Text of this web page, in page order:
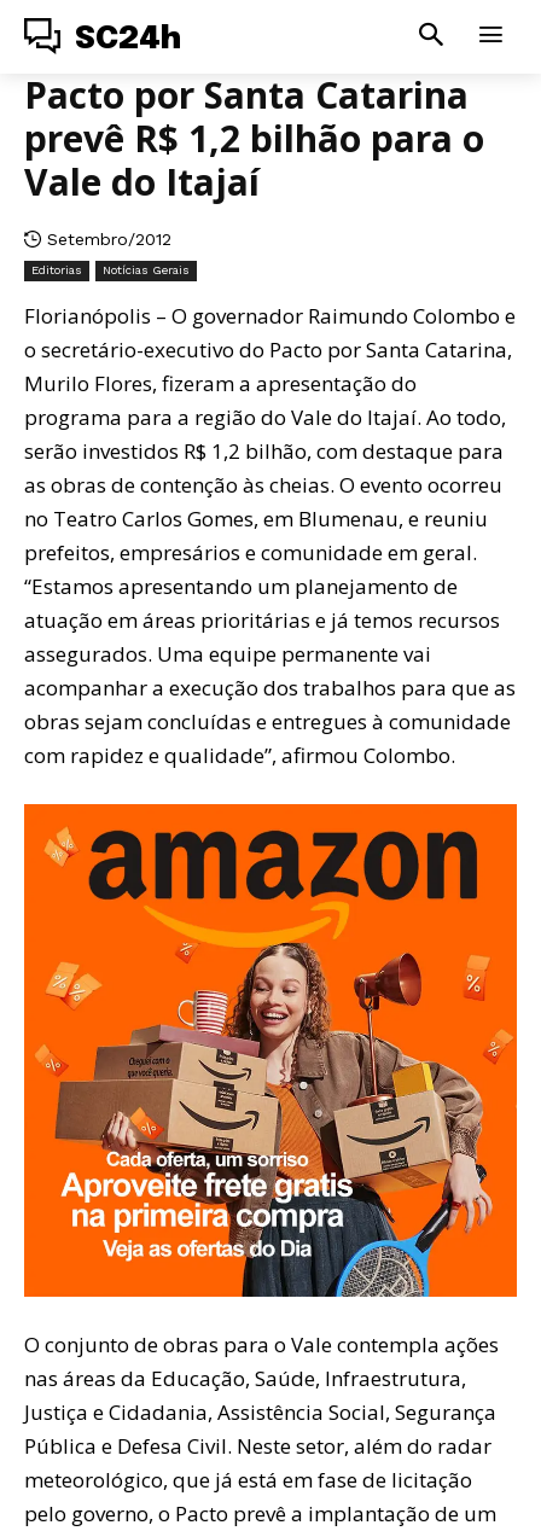
SC24h
Pacto por Santa Catarina
prevê R$ 1,2 bilhão para o
Vale do Itajaí
Setembro/2012
Editorias Notícias Gerais
Florianópolis – O governador Raimundo Colombo e
o secretário-executivo do Pacto por Santa Catarina,
Murilo Flores, fizeram a apresentação do
programa para a região do Vale do Itajaí. Ao todo,
serão investidos R$ 1,2 bilhão, com destaque para
as obras de contenção às cheias. O evento ocorreu
no Teatro Carlos Gomes, em Blumenau, e reuniu
prefeitos, empresários e comunidade em geral.
“Estamos apresentando um planejamento de
atuação em áreas prioritárias e já temos recursos
assegurados. Uma equipe permanente vai
acompanhar a execução dos trabalhos para que as
obras sejam concluídas e entregues à comunidade
com rapidez e qualidade”, afirmou Colombo.
O conjunto de obras para o Vale contempla ações
nas áreas da Educação, Saúde, Infraestrutura,
Justiça e Cidadania, Assistência Social, Segurança
Pública e Defesa Civil. Neste setor, além do radar
meteorológico, que já está em fase de licitação
pelo governo, o Pacto prevê a implantação de um